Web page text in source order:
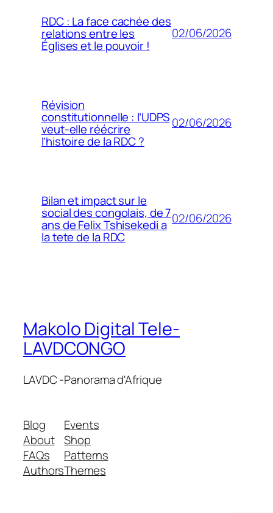
RDC : La face cachée des
relations entre les
Églises et le pouvoir !
02/06/2026
Révision
constitutionnelle : l’UDPS
veut-elle réécrire
l’histoire de la RDC ?
02/06/2026
Bilan et impact sur le
social des congolais, de 7
ans de Felix Tshisekedi a
la tete de la RDC
02/06/2026
Makolo Digital Tele-
LAVDCONGO
LAVDC -Panorama d'Afrique
Blog
About
FAQs
Authors
Events
Shop
Patterns
Themes